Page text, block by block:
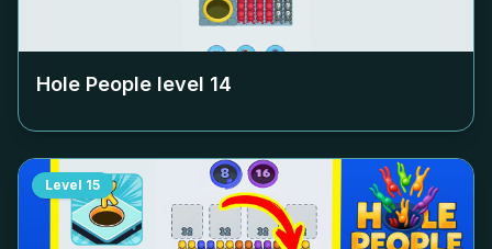
Hole People level 14
Level 15